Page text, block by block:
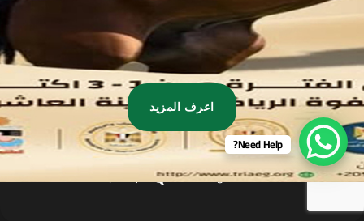
info.triaeg@yahoo.com
info@triaeg-guide.com
, All rights reserved
Developed by
Need Help?
اعرف المزيد